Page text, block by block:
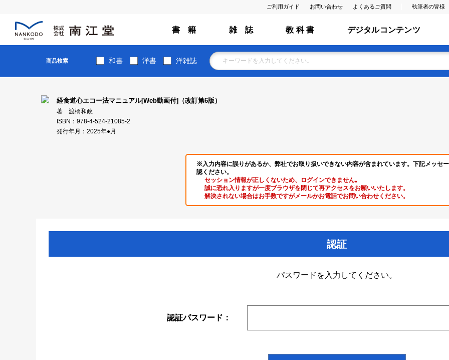
ご利用ガイド お問い合わせ よくあるご質問 執筆者の皆様
書 籍 雑 誌 教 科 書 デジタルコンテンツ
商品検索 和書 洋書 洋雑誌
経食道心エコー法マニュアル[Web動画付]（改訂第6版）
著 渡橋和政
ISBN：978-4-524-21085-2
発行年月：2025年●月
※入力内容に誤りがあるか、弊社でお取り扱いできない内容が含まれています。下記メッセ
認ください。
セッション情報が正しくないため、ログインできません｡
誠に恐れ入りますが一度ブラウザを閉じて再アクセスをお願いいたします。
解決されない場合はお手数ですがメールかお電話でお問い合わせください。
認証
パスワードを入力してください。
認証パスワード：